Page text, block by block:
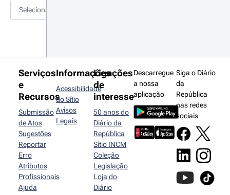
Selecionar
Serviços
e
Recursos
Submissão
de Atos
Sugestões
Reportar
Erro
Atributos
Profissionais
Ajuda
Informações
Acessibilidade
do Sítio
Avisos
Legais
Ligações
de
interesse
50 anos do
Diário da
República
Sítio INCM
Coleção
Legislação
Loja do
Diário
Descarregue
a nossa
aplicação
Siga o Diário
da
República
nas redes
sociais